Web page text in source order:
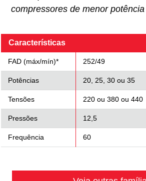
compressores de menor
Características
FAD (máx/mín)* 252/49
Potências 20, 25, 30 ou 35
Tensões 220 ou 380 ou 440
Pressões 12,5
Frequência 60